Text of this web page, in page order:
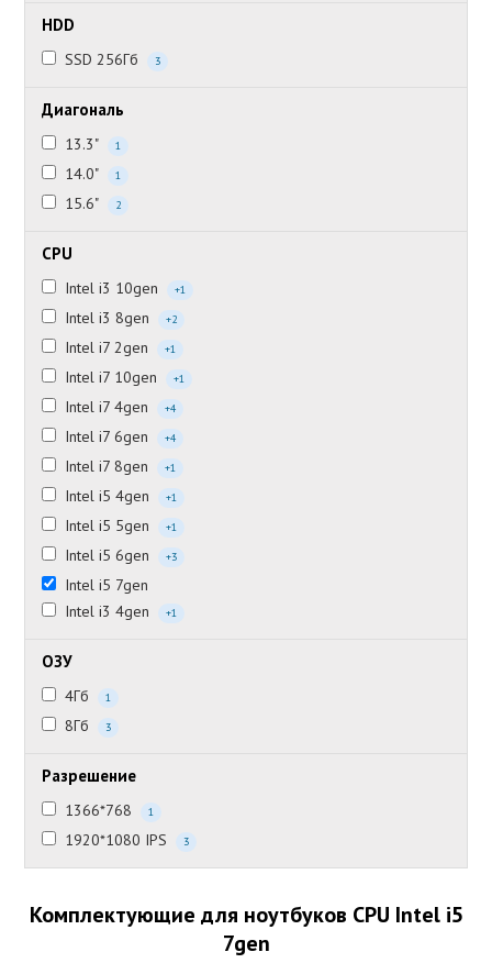
HDD
SSD 256Гб 3
Диагональ
13.3" 1
14.0" 1
15.6" 2
CPU
Intel i3 10gen +1
Intel i3 8gen +2
Intel i7 2gen +1
Intel i7 10gen +1
Intel i7 4gen +4
Intel i7 6gen +4
Intel i7 8gen +1
Intel i5 4gen +1
Intel i5 5gen +1
Intel i5 6gen +3
Intel i5 7gen
Intel i3 4gen
+1
ОЗУ
4Гб 1
8Гб 3
Разрешение
1366*768 1
1920*1080 IPS 3
Комплектующие для ноутбуков CPU Intel i5
7gen